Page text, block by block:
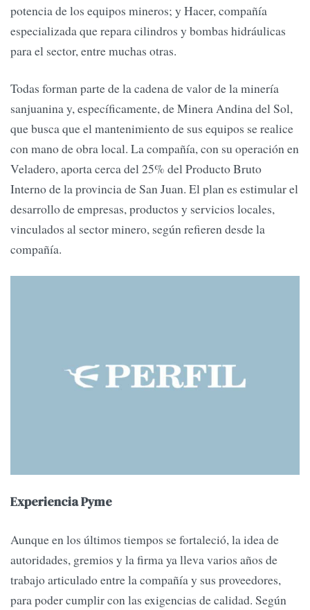
potencia de los equipos mineros; y Hacer, compañía
especializada que repara cilindros y bombas hidráulicas
para el sector, entre muchas otras.
Todas forman parte de la cadena de valor de la minería
sanjuanina y, específicamente, de Minera Andina del Sol,
que busca que el mantenimiento de sus equipos se realice
con mano de obra local. La compañía, con su operación en
Veladero, aporta cerca del 25% del Producto Bruto
Interno de la provincia de San Juan. El plan es estimular el
desarrollo de empresas, productos y servicios locales,
vinculados al sector minero, según refieren desde la
compañía.
Experiencia Pyme
Aunque en los últimos tiempos se fortaleció, la idea de
autoridades, gremios y la firma ya lleva varios años de
trabajo articulado entre la compañía y sus proveedores,
para poder cumplir con las exigencias de calidad. Según